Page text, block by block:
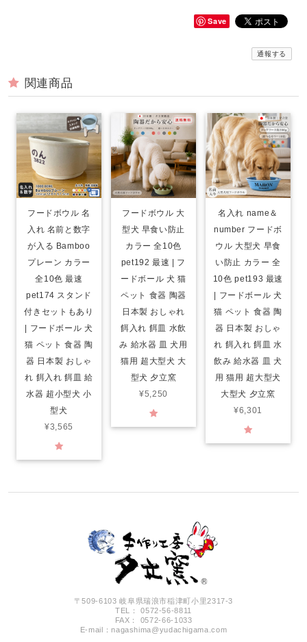
Save
通報する
関連商品
フードボウル 名
入れ 名前と数字
が入る Bamboo
プレーン カラー
全10色 最速
pet174 スタンド
付きセットもあり
| フードボール 犬
猫 ペット 食器 陶
器 日本製 おしゃ
れ 餌入れ 餌皿 給
水器 超小型犬 小
型犬
¥3,565
フードボウル 大
型犬 早食い防止
カラー 全10色
pet192 最速 | フ
ードボール 犬 猫
ペット 食器 陶器
日本製 おしゃれ
餌入れ 餌皿 水飲
み 給水器 皿 犬用
猫用 超大型犬 大
型犬 夕立窯
¥5,250
名入れ name＆
number フードボ
ウル 大型犬 早食
い防止 カラー 全
10色 pet193 最速
| フードボール 犬
猫 ペット 食器 陶
器 日本製 おしゃ
れ 餌入れ 餌皿 水
飲み 給水器 皿 犬
用 猫用 超大型犬
大型犬 夕立窯
¥6,301
〒509-6103 岐阜県瑞浪市稲津町小里2317-3
TEL： 0572-56-8811
FAX： 0572-66-1033
E-mail：nagashima@yudachigama.com